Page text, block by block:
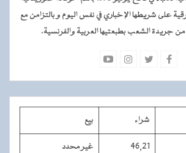
على شريطها الإخباري في نفس اليوم و بالتزامن مع
جريدة الشعب بطبعتيها العربية والفرنسية.
شراء بيع
46,21 غير محدد